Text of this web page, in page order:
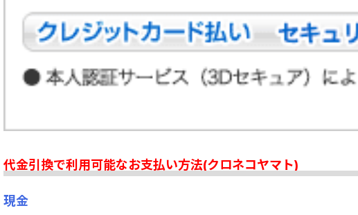
代金引換で利用可能なお支払い方法(クロネコヤマト)
現金